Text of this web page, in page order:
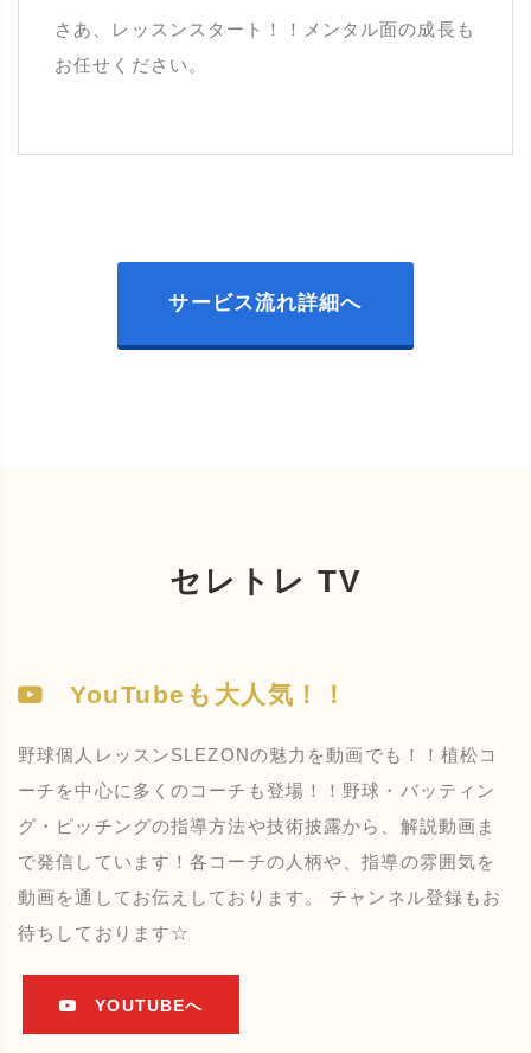
さあ、レッスンスタート！！メンタル面の成長も
お任せください。
サービス流れ詳細へ
セレトレ TV
YouTubeも大人気！！
野球個人レッスンSLEZONの魅力を動画でも！！植松コ
ーチを中心に多くのコーチも登場！！野球・バッティン
グ・ピッチングの指導方法や技術披露から、解説動画ま
で発信しています！各コーチの人柄や、指導の雰囲気を
動画を通してお伝えしております。 チャンネル登録もお
待ちしております☆
YOUTUBEへ